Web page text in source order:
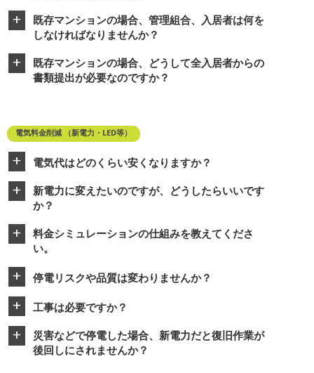
a
既存マンションの場合、管理組合、入居者は何を
しなければなりませんか？
a
既存マンションの場合、どうして全入居者からの
書類提出が必要なのですか？
電気料金削減 （新電力・LED等）
a 電気代はどのくらい安くなりますか？
a
新電力に変えたいのですが、どうしたらいいです
か？
a
料金シミュレーションの仕組みを教えてくださ
い。
a 停電リスクや品質は変わりませんか？
a 工事は必要ですか？
a
災害などで停電した場合、新電力だと復旧作業が
後回しにされませんか？